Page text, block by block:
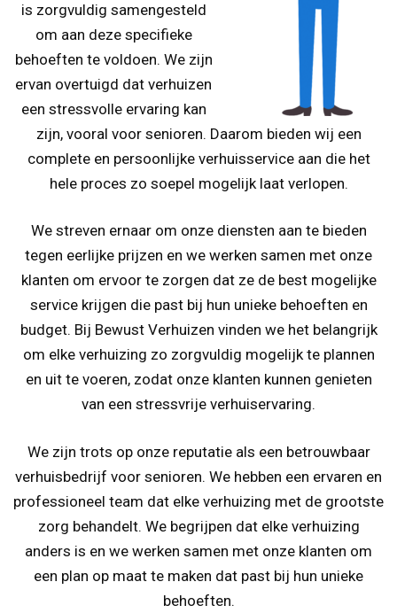
is zorgvuldig samengesteld
om aan deze specifieke
behoeften te voldoen. We zijn
ervan overtuigd dat verhuizen
een stressvolle ervaring kan
zijn, vooral voor senioren. Daarom bieden wij een
complete en persoonlijke verhuisservice aan die het
hele proces zo soepel mogelijk laat verlopen.
We streven ernaar om onze diensten aan te bieden
tegen eerlijke prijzen en we werken samen met onze
klanten om ervoor te zorgen dat ze de best mogelijke
service krijgen die past bij hun unieke behoeften en
budget. Bij Bewust Verhuizen vinden we het belangrijk
om elke verhuizing zo zorgvuldig mogelijk te plannen
en uit te voeren, zodat onze klanten kunnen genieten
van een stressvrije verhuiservaring.
We zijn trots op onze reputatie als een betrouwbaar
verhuisbedrijf voor senioren. We hebben een ervaren en
professioneel team dat elke verhuizing met de grootste
zorg behandelt. We begrijpen dat elke verhuizing
anders is en we werken samen met onze klanten om
een plan op maat te maken dat past bij hun unieke
behoeften.